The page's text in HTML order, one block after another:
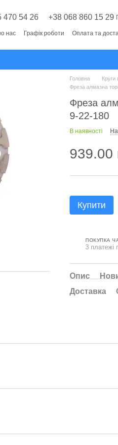
470 54 26 +38 068 860 15 29
нас Графік роботи Оплата та
Головна Круги
Фреза алмазна
Фреза
9-22-180
В наявності
939.00
Купити
ПОКУПКА
3 платежі
Опис
Доставка